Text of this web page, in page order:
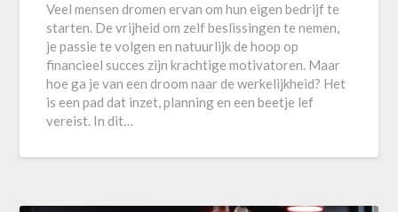
Veel mensen dromen ervan om hun eigen bedrijf te
starten. De vrijheid om zelf beslissingen te nemen,
je passie te volgen en natuurlijk de hoop op
financieel succes zijn krachtige motivatoren. Maar
hoe ga je van een droom naar de werkelijkheid? Het
is een pad dat inzet, planning en een beetje lef
vereist. In dit…